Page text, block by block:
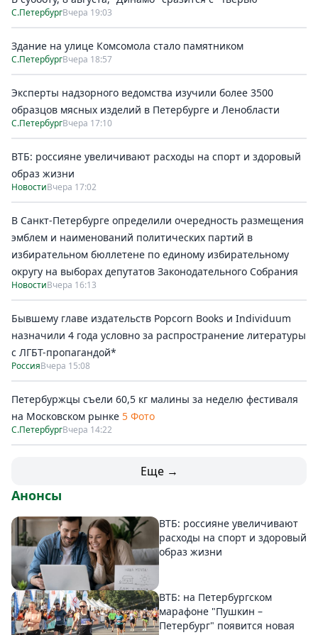
С.ПетербургВчера 19:03
Здание на улице Комсомола стало памятником
С.ПетербургВчера 18:57
Эксперты надзорного ведомства изучили более 3500
образцов мясных изделий в Петербурге и Ленобласти
С.ПетербургВчера 17:10
ВТБ: россияне увеличивают расходы на спорт и здоровый
образ жизни
НовостиВчера 17:02
В Санкт-Петербурге определили очередность размещения
эмблем и наименований политических партий в
избирательном бюллетене по единому избирательному
округу на выборах депутатов Законодательного Собрания
НовостиВчера 16:13
Бывшему главе издательств Popcorn Books и Individuum
назначили 4 года условно за распространение литературы
с ЛГБТ-пропагандой*
РоссияВчера 15:08
Петербуржцы съели 60,5 кг малины за неделю фестиваля
на Московском рынке 5 Фото
С.ПетербургВчера 14:22
Еще →
Анонсы
ВТБ: россияне увеличивают
расходы на спорт и здоровый
образ жизни
ВТБ: на Петербургском
марафоне "Пушкин –
Петербург" появится новая